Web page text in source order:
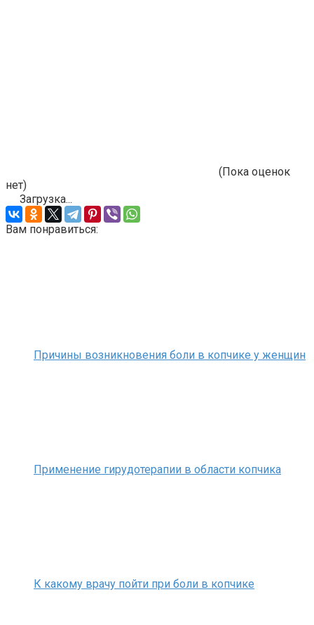
(Пока оценок
нет)
Загрузка...
Вам понравиться:
Причины возникновения боли в копчике у женщин
Применение гирудотерапии в области копчика
К какому врачу пойти при боли в копчике